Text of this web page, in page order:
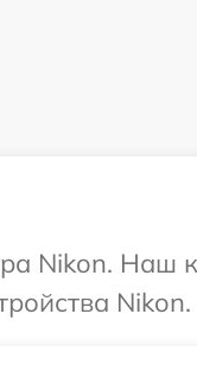
Nikon. Наш
Nikon.